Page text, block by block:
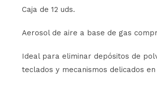
Caja de 12 uds.
Aerosol de aire a base de gas
Ideal para eliminar depósitos de
teclados y mecanismos delicados